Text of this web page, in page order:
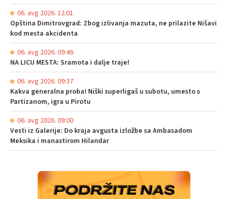
06. avg 2026. 12:01
Opština Dimitrovgrad: Zbog izlivanja mazuta, ne prilazite Nišavi
kod mesta akcidenta
06. avg 2026. 09:46
NA LICU MESTA: Sramota i dalje traje!
06. avg 2026. 09:37
Kakva generalna proba! Niški superligaš u subotu, umesto s
Partizanom, igra u Pirotu
06. avg 2026. 09:00
Vesti iz Galerije: Do kraja avgusta izložbe sa Ambasadom
Meksika i manastirom Hilandar